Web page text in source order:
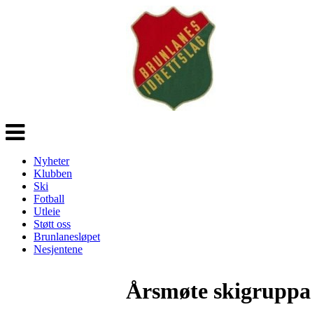
Veksle
navigasjon
Nyheter
Klubben
Ski
Fotball
Utleie
Støtt oss
Brunlanesløpet
Nesjentene
Årsmøte skigruppa